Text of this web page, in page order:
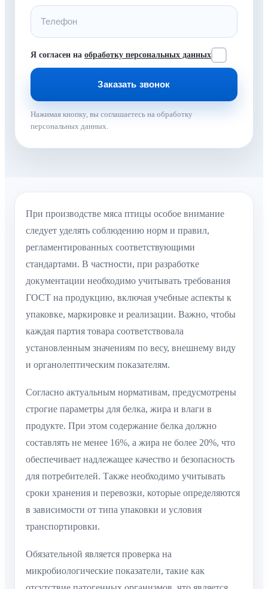
Я согласен на обработку персональных данных
Нажимая кнопку, вы соглашаетесь на обработку
персональных данных.
При производстве мяса птицы особое внимание
следует уделять соблюдению норм и правил,
регламентированных соответствующими
стандартами. В частности, при разработке
документации необходимо учитывать требования
ГОСТ на продукцию, включая учебные аспекты к
упаковке, маркировке и реализации. Важно, чтобы
каждая партия товара соответствовала
установленным значениям по весу, внешнему виду
и органолептическим показателям.
Согласно актуальным нормативам, предусмотрены
строгие параметры для белка, жира и влаги в
продукте. При этом содержание белка должно
составлять не менее 16%, а жира не более 20%, что
обеспечивает надлежащее качество и безопасность
для потребителей. Также необходимо учитывать
сроки хранения и перевозки, которые определяются
в зависимости от типа упаковки и условия
транспортировки.
Обязательной является проверка на
микробиологические показатели, такие как